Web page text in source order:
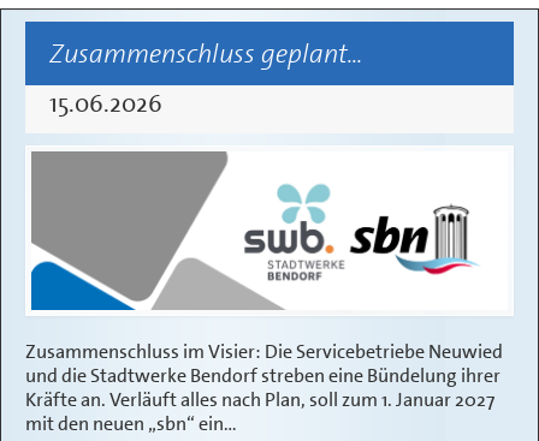
Zusammenschluss geplant...
15.06.2026
Zusammenschluss im Visier: Die Servicebetriebe Neuwied
und die Stadtwerke Bendorf streben eine Bündelung ihrer
Kräfte an. Verläuft alles nach Plan, soll zum 1. Januar 2027
mit den neuen „sbn“ ein…